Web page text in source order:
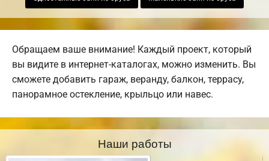
Обращаем ваше внимание! Каждый проект, который
вы видите в интернет-каталогах, можно изменить. Вы
сможете добавить гараж, веранду, балкон, террасу,
панорамное остекление, крыльцо или навес.
Наши работы